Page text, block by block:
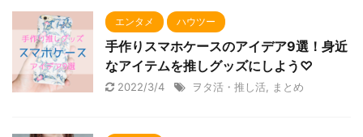
エンタメ ハウツー
手作りスマホケースのアイデア9選！身近
なアイテムを推しグッズにしよう♡
2022/3/4 ヲタ活・推し活, まとめ